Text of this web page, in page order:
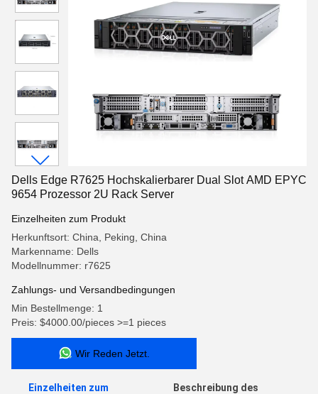
Dells Edge R7625 Hochskalierbarer Dual Slot AMD EPYC
9654 Prozessor 2U Rack Server
Einzelheiten zum Produkt
Herkunftsort: China, Peking, China
Markenname: Dells
Modellnummer: r7625
Zahlungs- und Versandbedingungen
Min Bestellmenge: 1
Preis: $4000.00/pieces >=1 pieces
Wir Reden Jetzt.
Einzelheiten zum
Beschreibung des